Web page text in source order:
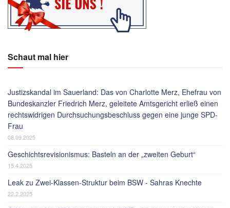
Schaut mal hier
Justizskandal im Sauerland: Das von Charlotte Merz, Ehefrau von
Bundeskanzler Friedrich Merz, geleitete Amtsgericht erließ einen
rechtswidrigen Durchsuchungsbeschluss gegen eine junge SPD-
Frau
08.09.2025
Geschichtsrevisionismus: Basteln an der „zweiten Geburt“
15.4.2025
Leak zu Zwei-Klassen-Struktur beim BSW - Sahras Knechte
22.2.2025